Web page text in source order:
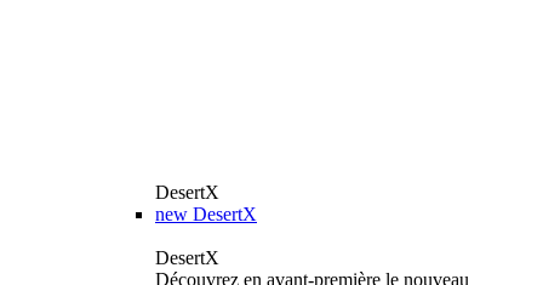
DesertX
new DesertX
DesertX
Découvrez en avant-première le nouveau